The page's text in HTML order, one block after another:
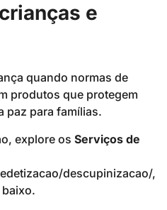
e
quando normas de
produtos que protegem
paz para famílias.
explore os Serviços de
descupinizacao/,